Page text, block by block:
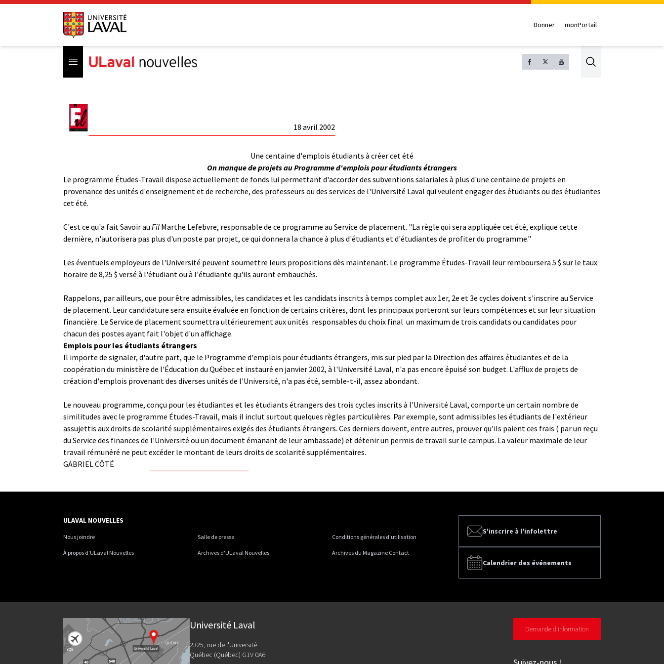
Donner monPortail
Open menu Search
18 avril 2002
Une centaine d'emplois étudiants à créer cet été
On manque de projets au Programme d'emplois pour étudiants étrangers
Le programme Études-Travail dispose actuellement de fonds lui permettant d'accorder des subventions salariales à plus d'une centaine de projets en
provenance des unités d'enseignement et de recherche, des professeurs ou des services de l'Université Laval qui veulent engager des étudiants ou des étudiantes
cet été.
C'est ce qu'a fait Savoir au Fil Marthe Lefebvre, responsable de ce programme au Service de placement. "La règle qui sera appliquée cet été, explique cette
dernière, n'autorisera pas plus d'un poste par projet, ce qui donnera la chance à plus d'étudiants et d'étudiantes de profiter du programme."
Les éventuels employeurs de l'Université peuvent soumettre leurs propositions dès maintenant. Le programme Études-Travail leur remboursera 5 $ sur le taux
horaire de 8,25 $ versé à l'étudiant ou à l'étudiante qu'ils auront embauchés.
Rappelons, par ailleurs, que pour être admissibles, les candidates et les candidats inscrits à temps complet aux 1er, 2e et 3e cycles doivent s'inscrire au Service
de placement. Leur candidature sera ensuite évaluée en fonction de certains critères, dont les principaux porteront sur leurs compétences et sur leur situation
financière. Le Service de placement soumettra ultérieurement aux unités ­ responsables du choix final ­ un maximum de trois candidats ou candidates pour
chacun des postes ayant fait l'objet d'un affichage.
Emplois pour les étudiants étrangers
Il importe de signaler, d'autre part, que le Programme d'emplois pour étudiants étrangers, mis sur pied par la Direction des affaires étudiantes et de la
coopération du ministère de l'Éducation du Québec et instauré en janvier 2002, à l'Université Laval, n'a pas encore épuisé son budget. L'afflux de projets de
création d'emplois provenant des diverses unités de l'Université, n'a pas été, semble-t-il, assez abondant.
Le nouveau programme, conçu pour les étudiantes et les étudiants étrangers des trois cycles inscrits à l'Université Laval, comporte un certain nombre de
similitudes avec le programme Études-Travail, mais il inclut surtout quelques règles particulières. Par exemple, sont admissibles les étudiants de l'extérieur
assujettis aux droits de scolarité supplémentaires exigés des étudiants étrangers. Ces derniers doivent, entre autres, prouver qu'ils paient ces frais ( par un reçu
du Service des finances de l'Université ou un document émanant de leur ambassade) et détenir un permis de travail sur le campus. La valeur maximale de leur
travail rémunéré ne peut excéder le montant de leurs droits de scolarité supplémentaires.
GABRIEL CÔTÉ
S'inscrire à l'infolettre
Calendrier des événements
ULAVAL NOUVELLES
Nous joindre Salle de presse Conditions générales d'utilisation
À propos d'ULaval Nouvelles Archives d'ULaval Nouvelles Archives du Magazine Contact
Université Laval
2325, rue de l'Université
Québec (Québec) G1V 0A6
Demande d'information